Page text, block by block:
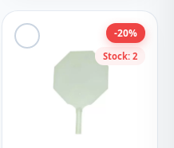
Stock: 2
-20%